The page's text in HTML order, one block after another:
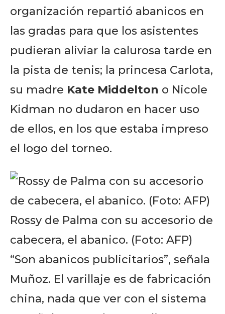
organización repartió abanicos en
las gradas para que los asistentes
pudieran aliviar la calurosa tarde en
la pista de tenis; la princesa Carlota,
su madre Kate Middelton o Nicole
Kidman no dudaron en hacer uso
de ellos, en los que estaba impreso
el logo del torneo.
Rossy de Palma con su accesorio de
cabecera, el abanico. (Foto: AFP)
“Son abanicos publicitarios”, señala
Muñoz. El varillaje es de fabricación
china, nada que ver con el sistema